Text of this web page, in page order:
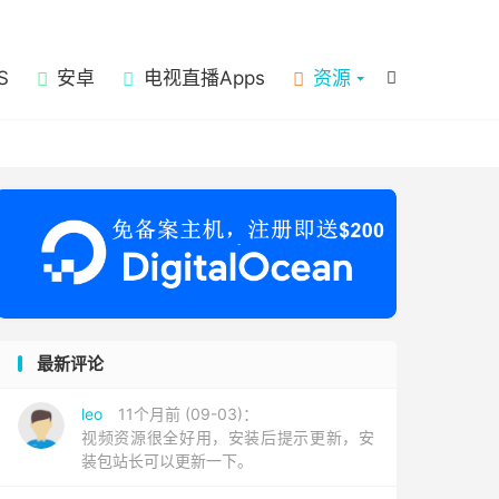

安卓 电视直播Apps 资源
最新评论
leo
11个月前 (09-03)：
视频资源很全好用，安装后提示更新，安
装包站长可以更新一下。